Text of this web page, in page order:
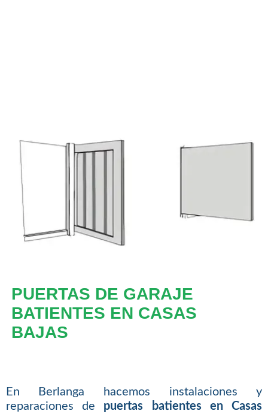
PUERTAS DE GARAJE
BATIENTES EN CASAS
BAJAS
En Berlanga hacemos instalaciones y
reparaciones de puertas batientes en Casas